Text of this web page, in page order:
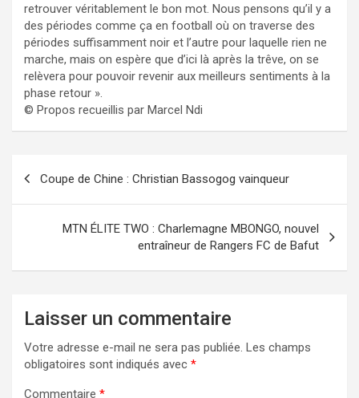
retrouver véritablement le bon mot. Nous pensons qu’il y a
des périodes comme ça en football où on traverse des
périodes suffisamment noir et l’autre pour laquelle rien ne
marche, mais on espère que d’ici là après la trêve, on se
relèvera pour pouvoir revenir aux meilleurs sentiments à la
phase retour ».
© Propos recueillis par Marcel Ndi
Coupe de Chine : Christian Bassogog vainqueur
MTN ÉLITE TWO : Charlemagne MBONGO, nouvel
entraîneur de Rangers FC de Bafut
Laisser un commentaire
Votre adresse e-mail ne sera pas publiée. Les champs
obligatoires sont indiqués avec *
Commentaire *